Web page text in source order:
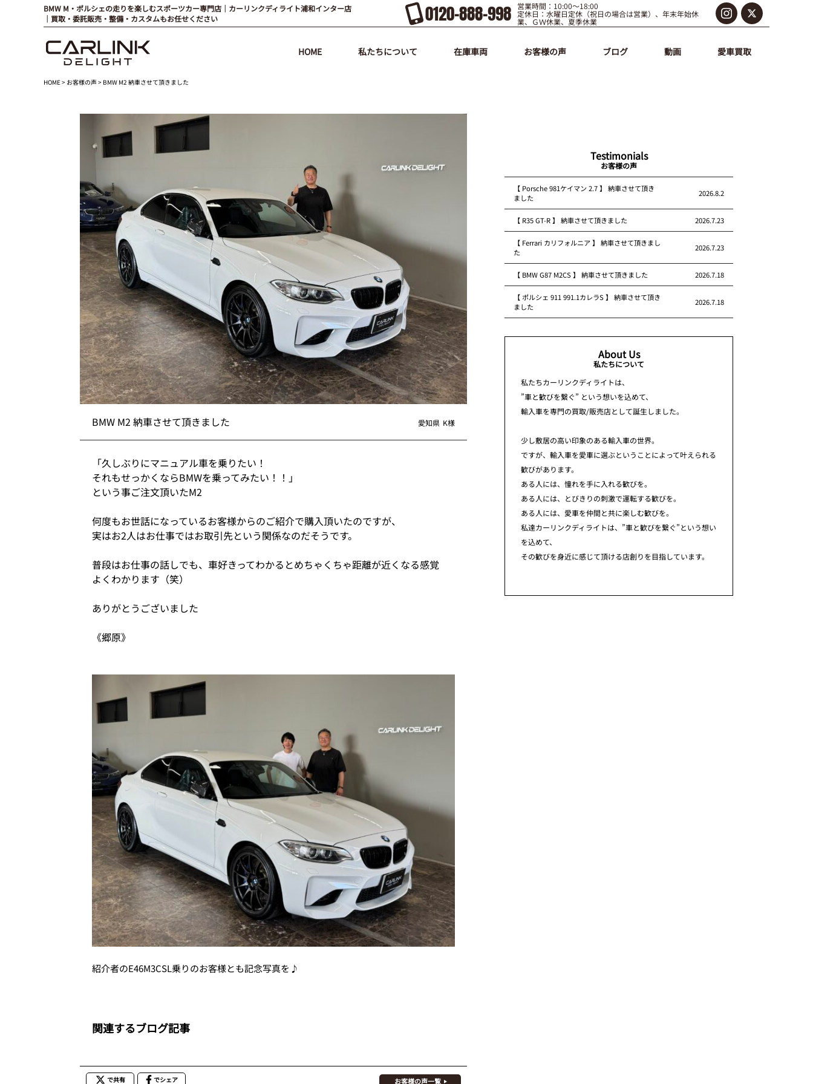
BMW M・ポルシェの走りを楽しむスポーツカー専門店｜カーリンクディライト浦和インター店
｜買取・委託販売・整備・カスタムもお任せください
0120-888-998 営業時間：10:00～18:00
定休日：水曜日定休（祝日の場合は営業）、年末年始休
業、ＧＷ休業、夏季休業
HOME 私たちについて 在庫車両 お客様の声 ブログ 動画 愛車買取
HOME> お客様の声> BMW M2 納車させて頂きました
BMW M2 納車させて頂きました 愛知県 K様
「久しぶりにマニュアル車を乗りたい！
それもせっかくならBMWを乗ってみたい！！」
という事ご注文頂いたM2
何度もお世話になっているお客様からのご紹介で購入頂いたのですが、
実はお2人はお仕事ではお取引先という関係なのだそうです。
普段はお仕事の話しでも、車好きってわかるとめちゃくちゃ距離が近くなる感覚
よくわかります（笑）
ありがとうございました
《郷原》
紹介者のE46M3CSL乗りのお客様とも記念写真を♪
関連するブログ記事
で共有 でシェア お客様の声一覧
Testimonials
お客様の声
【 Porsche 981ケイマン 2.7 】 納車させて頂き
ました
2026.8.2
【 R35 GT-R 】 納車させて頂きました 2026.7.23
【 Ferrari カリフォルニア 】 納車させて頂きまし
た
2026.7.23
【 BMW G87 M2CS 】 納車させて頂きました 2026.7.18
【 ポルシェ 911 991.1カレラS 】 納車させて頂き
ました
2026.7.18
About Us
私たちについて
私たちカーリンクディライトは、
”車と歓びを繋ぐ” という想いを込めて、
輸入車を専門の買取/販売店として誕生しました。
少し敷居の高い印象のある輸入車の世界。
ですが、輸入車を愛車に選ぶということによって叶えられる
歓びがあります。
ある人には、憧れを手に入れる歓びを。
ある人には、とびきりの刺激で運転する歓びを。
ある人には、愛車を仲間と共に楽しむ歓びを。
私達カーリンクディライトは、”車と歓びを繋ぐ”という想い
を込めて、
その歓びを身近に感じて頂ける店創りを目指しています。